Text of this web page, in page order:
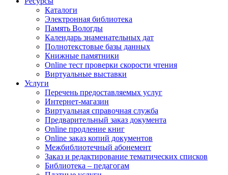
Каталоги
Электронная библиотека
Память Вологды
Календарь знаменательных дат
Полнотекстовые базы данных
Книжные памятники
Online тест проверки скорости чтения
Виртуальные выставки
Услуги
Перечень предоставляемых услуг
Интернет-магазин
Виртуальная справочная служба
Предварительный заказ документа
Online продление книг
Online заказ копий документов
Межбиблиотечный абонемент
Заказ и редактирование тематических списков
Библиотека – педагогам